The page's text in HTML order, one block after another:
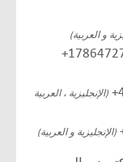
و العربية)
(الإنجليزية ، العربية
(الإنجليزية و العربية)